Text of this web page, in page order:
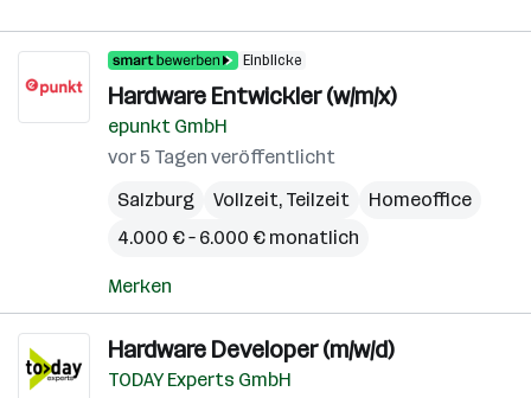
Einblicke
Hardware Entwickler (w/m/x)
epunkt GmbH
vor 5 Tagen veröffentlicht
Salzburg
Vollzeit, Teilzeit
Homeoffice
4.000 € – 6.000 € monatlich
Merken
Hardware Developer (m/w/d)
TODAY Experts GmbH